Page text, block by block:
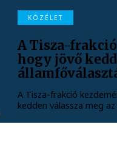
KÖZÉLET
A Tisza-
hogy jövő
A Tisza-frakció
kedden válassza meg